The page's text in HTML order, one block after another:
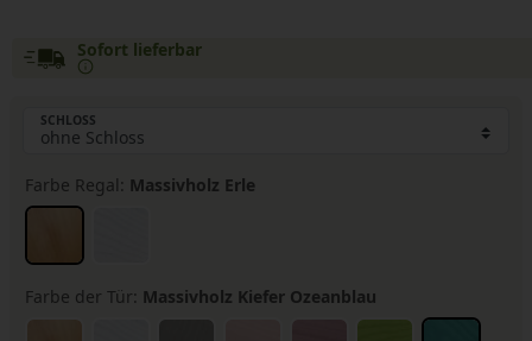
Sofort lieferbar
SCHLOSS
Farbe Regal: Massivholz Erle
Farbe der Tür: Massivholz Kiefer Ozeanblau